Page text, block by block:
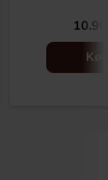
Køb